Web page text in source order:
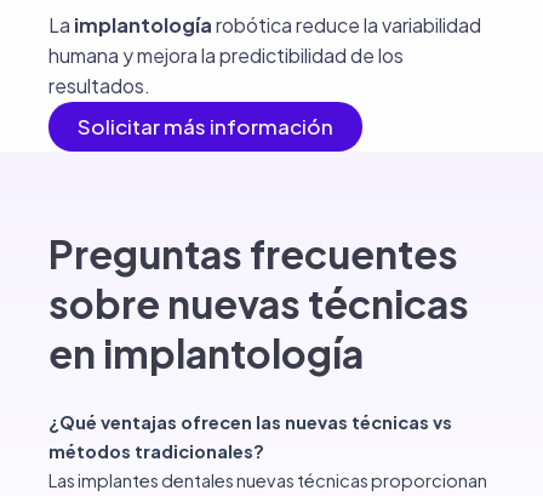
La implantologíarobótica reduce la variabilidad
humana y mejora la predictibilidad de los
resultados.
Solicitar más información
Preguntas frecuentes
sobre nuevas técnicas
en implantología
¿Qué ventajas ofrecen las nuevas técnicas vs
métodos tradicionales?
Las implantes dentales nuevas técnicas proporcionan